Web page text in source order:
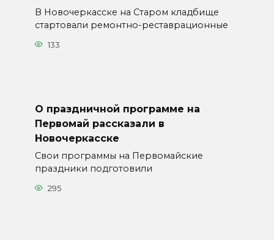
В Новочеркасске на Старом кладбище
стартовали ремонтно-реставрационные
133
О праздничной программе на
Первомай рассказали в
Новочеркасске
Свои программы на Первомайские
праздники подготовили
295